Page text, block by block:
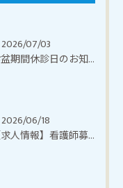
2026/07/03
お盆期間休診日のお知らせ
2026/06/18
【求人情報】看護師募集